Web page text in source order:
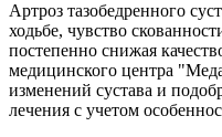
Артроз тазобедренного
ходьбе, чувство
постепенно снижая
медицинского центра
изменений сустава и
лечения с учетом